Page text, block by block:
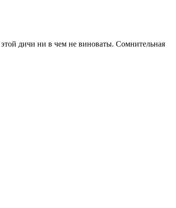
дичи ни в чем не виноваты. Сомнительная